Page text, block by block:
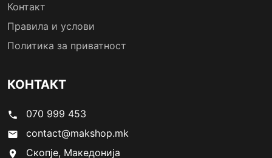
Контакт
Правила и услови
Политика за приватност
КОНТАКТ
phone 070 999 453
email contact@makshop.mk
location_on Скопје, Македонија